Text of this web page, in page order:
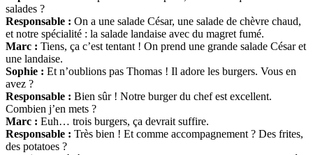
salades ?
Responsable : On a une salade César, une salade de chèvre chaud,
et notre spécialité : la salade landaise avec du magret fumé.
Marc : Tiens, ça c’est tentant ! On prend une grande salade César et
une landaise.
Sophie : Et n’oublions pas Thomas ! Il adore les burgers. Vous en
avez ?
Responsable : Bien sûr ! Notre burger du chef est excellent.
Combien j’en mets ?
Marc : Euh… trois burgers, ça devrait suffire.
Responsable : Très bien ! Et comme accompagnement ? Des frites,
des potatoes ?